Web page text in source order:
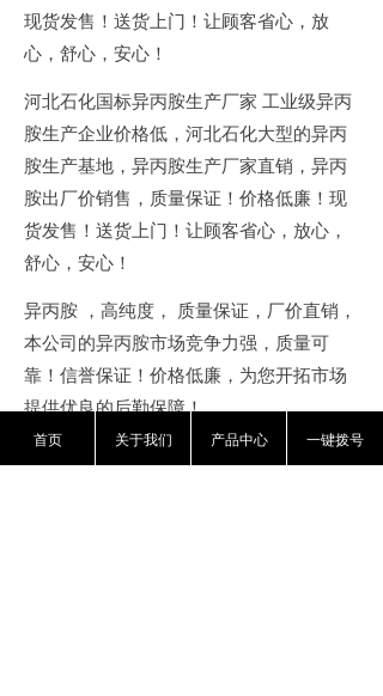
现货发售！送货上门！让顾客省心，放
心，舒心，安心！
河北石化国标异丙胺生产厂家 工业级异丙
胺生产企业价格低， 河北石化大型的异丙
胺生产基地，异丙胺生产厂家直销，异丙
胺出厂价销售，质量保证！价格低廉！现
货发售！送货上门！让顾客省心，放心，
舒心，安心！
异丙胺 ，高纯度，
质量保证，厂价直销，
本公司的异丙胺市场竞争力强，质量可
靠！信誉保证！价格低廉，为您开拓市场
提供优良的后勤保障！
首页 关于我们 产品中心 一键拨号